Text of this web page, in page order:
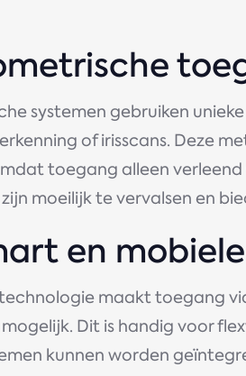
systemen gebruiken
of irisscans. Deze
toegang alleen
moeilijk te vervalsen en
en
maakt toegang
Dit is handig voor
kunnen worden